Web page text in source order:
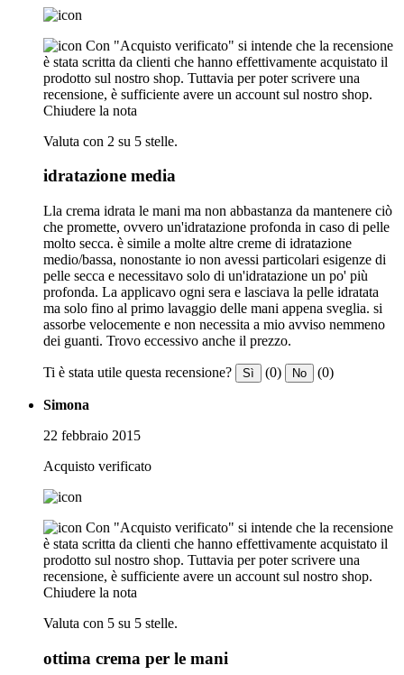
Con "Acquisto verificato" si intende che la recensione
è stata scritta da clienti che hanno effettivamente acquistato il
prodotto sul nostro shop. Tuttavia per poter scrivere una
recensione, è sufficiente avere un account sul nostro shop.
Chiudere la nota
Valuta con 2 su 5 stelle.
idratazione media
Lla crema idrata le mani ma non abbastanza da mantenere ciò
che promette, ovvero un'idratazione profonda in caso di pelle
molto secca. è simile a molte altre creme di idratazione
medio/bassa, nonostante io non avessi particolari esigenze di
pelle secca e necessitavo solo di un'idratazione un po' più
profonda. La applicavo ogni sera e lasciava la pelle idratata
ma solo fino al primo lavaggio delle mani appena sveglia. si
assorbe velocemente e non necessita a mio avviso nemmeno
dei guanti. Trovo eccessivo anche il prezzo.
Ti è stata utile questa recensione? Sì (0) No (0)
Simona
22 febbraio 2015
Acquisto verificato
Con "Acquisto verificato" si intende che la recensione
è stata scritta da clienti che hanno effettivamente acquistato il
prodotto sul nostro shop. Tuttavia per poter scrivere una
recensione, è sufficiente avere un account sul nostro shop.
Chiudere la nota
Valuta con 5 su 5 stelle.
ottima crema per le mani